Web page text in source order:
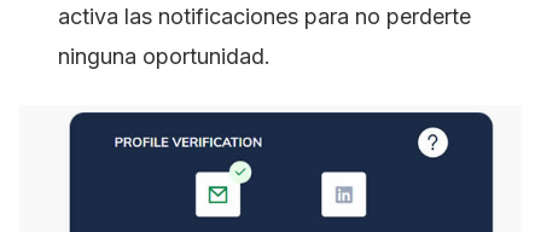
activa las notificaciones para no perderte
ninguna oportunidad.